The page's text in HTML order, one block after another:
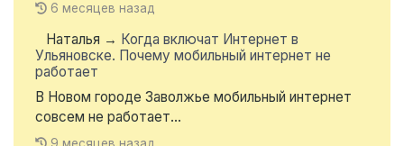
6 месяцев назад
Наталья → Когда включат Интернет в
Ульяновске. Почему мобильный интернет не
работает
В Новом городе Заволжье мобильный интернет
совсем не работает...